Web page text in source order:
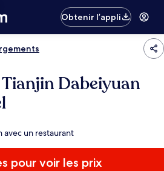
Obtenir l’appli
Dabeiyuan
avec un restaurant
pour voir les prix